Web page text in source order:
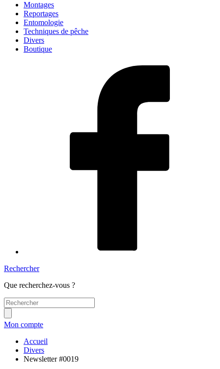
Montages
Reportages
Entomologie
Techniques de pêche
Divers
Boutique
Rechercher
Que recherchez-vous ?
Mon compte
Accueil
Divers
Newsletter #0019